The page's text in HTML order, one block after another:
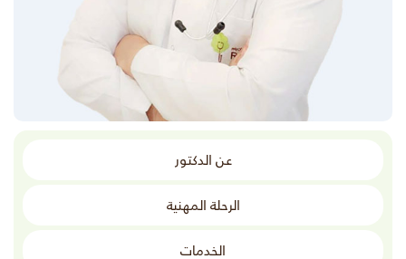
عن الدكتور
الرحلة المهنية
الخدمات